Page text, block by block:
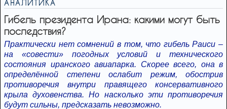
АНАЛИТИКА
Гибель президента Ирана: какими могут быть
последствия?
Практически нет сомнений в том, что гибель Раиси –
на «совести» погодных условий и технического
состояния иранского авиапарка. Скорее всего, она в
определённой степени ослабит режим, обострив
противоречия внутри правящего консервативного
крыла духовенства. Но насколько эти противоречия
будут сильны, предсказать невозможно.